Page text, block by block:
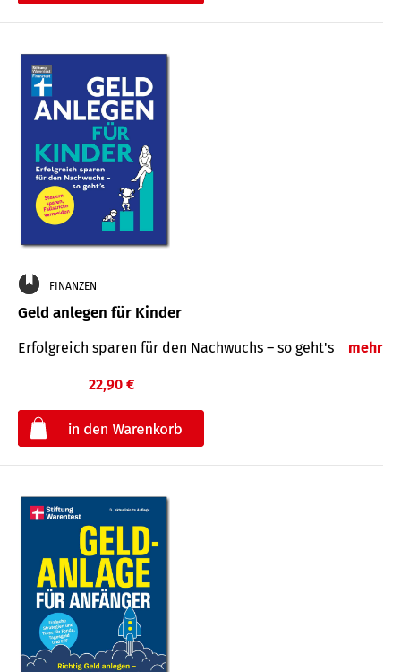
FINANZEN
Geld anlegen für Kinder
Erfolgreich sparen für den Nachwuchs – so geht's mehr
22,90 €